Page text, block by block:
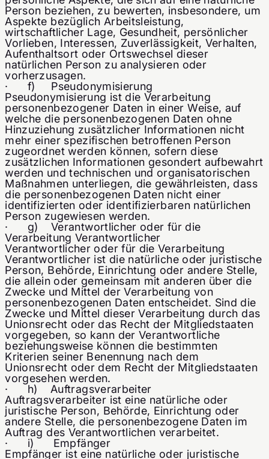
Person beziehen, zu bewerten, insbesondere, um
Aspekte bezüglich Arbeitsleistung,
wirtschaftlicher Lage, Gesundheit, persönlicher
Vorlieben, Interessen, Zuverlässigkeit, Verhalten,
Aufenthaltsort oder Ortswechsel dieser
natürlichen Person zu analysieren oder
vorherzusagen.
· f) Pseudonymisierung
Pseudonymisierung ist die Verarbeitung
personenbezogener Daten in einer Weise, auf
welche die personenbezogenen Daten ohne
Hinzuziehung zusätzlicher Informationen nicht
mehr einer spezifischen betroffenen Person
zugeordnet werden können, sofern diese
zusätzlichen Informationen gesondert aufbewahrt
werden und technischen und organisatorischen
Maßnahmen unterliegen, die gewährleisten, dass
die personenbezogenen Daten nicht einer
identifizierten oder identifizierbaren natürlichen
Person zugewiesen werden.
· g) Verantwortlicher oder für die
Verarbeitung Verantwortlicher
Verantwortlicher oder für die Verarbeitung
Verantwortlicher ist die natürliche oder juristische
Person, Behörde, Einrichtung oder andere Stelle,
die allein oder gemeinsam mit anderen über die
Zwecke und Mittel der Verarbeitung von
personenbezogenen Daten entscheidet. Sind die
Zwecke und Mittel dieser Verarbeitung durch das
Unionsrecht oder das Recht der Mitgliedstaaten
vorgegeben, so kann der Verantwortliche
beziehungsweise können die bestimmten
Kriterien seiner Benennung nach dem
Unionsrecht oder dem Recht der Mitgliedstaaten
vorgesehen werden.
· h) Auftragsverarbeiter
Auftragsverarbeiter ist eine natürliche oder
juristische Person, Behörde, Einrichtung oder
andere Stelle, die personenbezogene Daten im
Auftrag des Verantwortlichen verarbeitet.
· i) Empfänger
Empfänger ist eine natürliche oder juristische